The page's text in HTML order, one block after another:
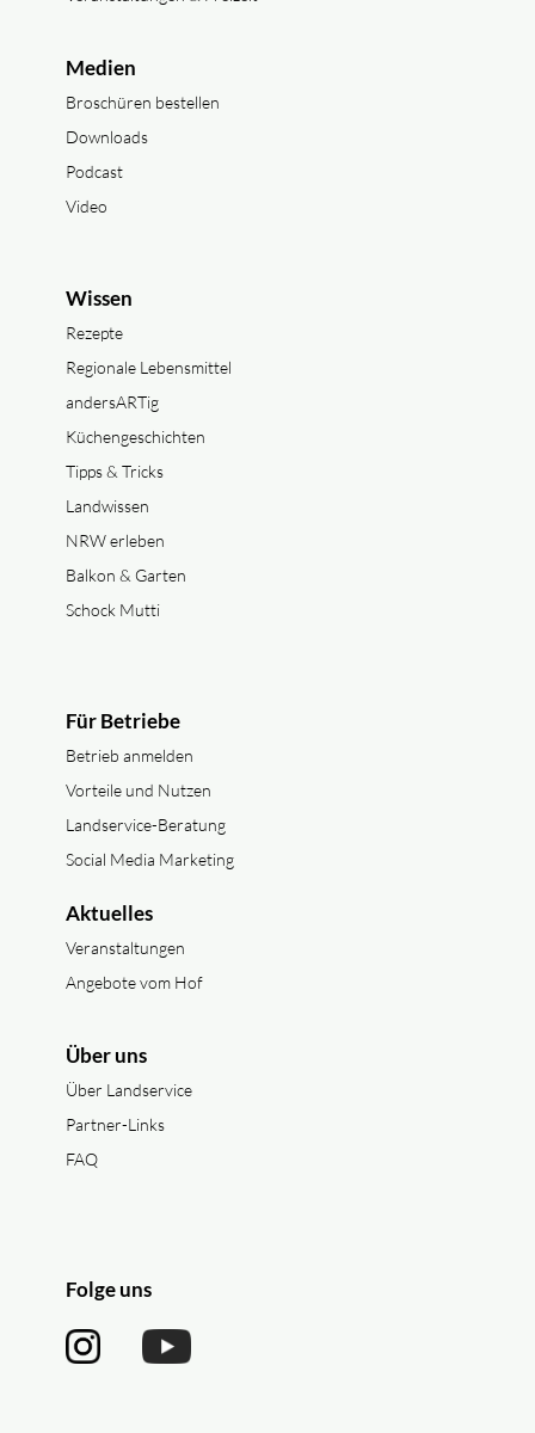
Medien
Broschüren bestellen
Downloads
Podcast
Video
Wissen
Rezepte
Regionale Lebensmittel
andersARTig
Küchengeschichten
Tipps & Tricks
Landwissen
NRW erleben
Balkon & Garten
Schock Mutti
Für Betriebe
Betrieb anmelden
Vorteile und Nutzen
Landservice-Beratung
Social Media Marketing
Aktuelles
Veranstaltungen
Angebote vom Hof
Über uns
Über Landservice
Partner-Links
FAQ
Folge uns